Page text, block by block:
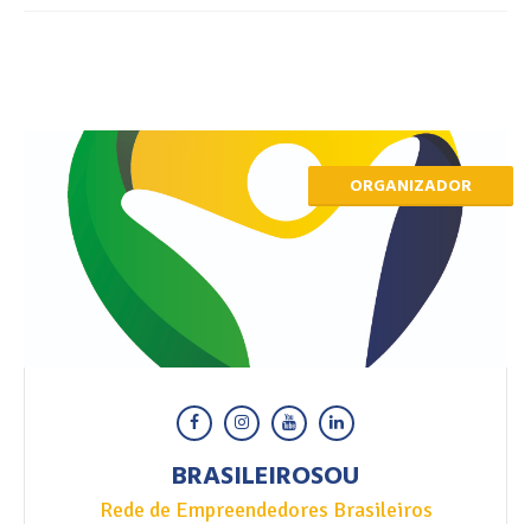
ORGANIZADOR
BRASILEIROSOU
Rede de Empreendedores Brasileiros